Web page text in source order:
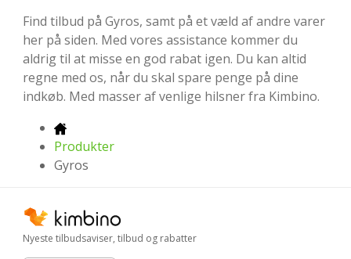
Find tilbud på Gyros, samt på et væld af andre varer
her på siden. Med vores assistance kommer du
aldrig til at misse en god rabat igen. Du kan altid
regne med os, når du skal spare penge på dine
indkøb. Med masser af venlige hilsner fra Kimbino.
Produkter
Gyros
Nyeste tilbudsaviser, tilbud og rabatter